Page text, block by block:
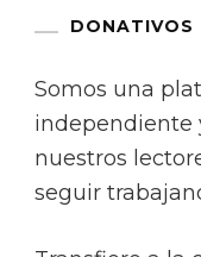
DONATIVOS
Somos una
independiente
nuestros
seguir